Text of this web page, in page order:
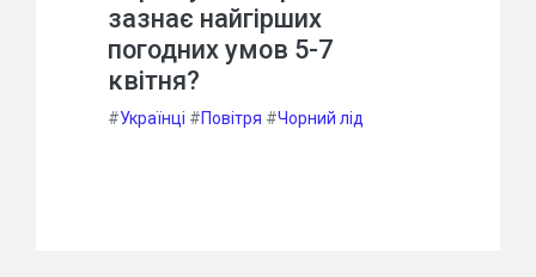
зазнає найгірших
погодних умов 5-7
квітня?
#Українці #Повітря #Чорний лід